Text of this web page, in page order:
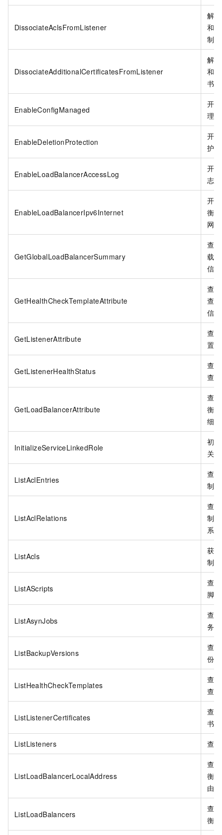
DissociateAclsFromListener
解
和
制。
DissociateAdditionalCertificatesFromListener
解
和
书。
EnableConfigManaged
开
理。
EnableDeletionProtection
开
护。
EnableLoadBalancerAccessLog
开
志。
EnableLoadBalancerIpv6Internet
开
衡
网。
GetGlobalLoadBalancerSummary
查
载
信
GetHealthCheckTemplateAttribute
查
查
信
GetListenerAttribute
查
置。
GetListenerHealthStatus
查
查。
GetLoadBalancerAttribute
查
衡
细
InitializeServiceLinkedRole
初
关
ListAclEntries
查
制
ListAclRelations
查
制
系。
ListAcls
获
制
ListAScripts
查
脚
ListAsynJobs
查
务。
ListBackupVersions
查
份
ListHealthCheckTemplates
查
查
ListListenerCertificates
查
书。
ListListeners 查
ListLoadBalancerLocalAddress
查
衡
由。
ListLoadBalancers
查
衡。